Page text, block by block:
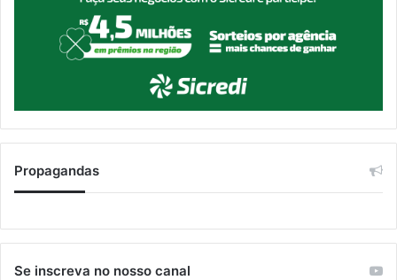
Propagandas
Se inscreva no nosso canal